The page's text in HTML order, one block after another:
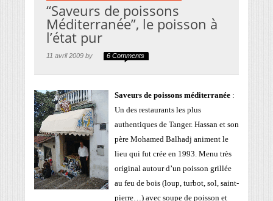
“Saveurs de poissons
Méditerranée”, le poisson à
l’état pur
11 avril 2009 by 6 Comments
Saveurs de poissons méditerranée :
Un des restaurants les plus
authentiques de Tanger. Hassan et son
père Mohamed Balhadj animent le
lieu qui fut crée en 1993. Menu très
original autour d’un poisson grillée
au feu de bois (loup, turbot, sol, saint-
pierre…) avec soupe de poisson et